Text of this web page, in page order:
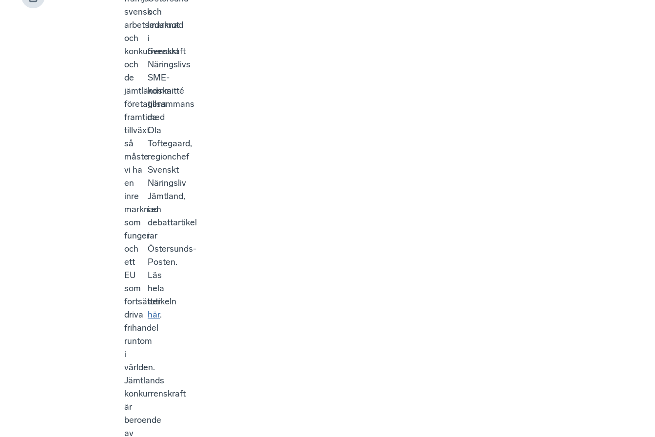
svensk
arbetsmarknad
och
konkurrenskraft
och
de
jämtländska
företagens
framtida
tillväxt
så
måste
vi ha
en
inre
marknad
som
fungerar
och
ett
EU
som
fortsätter
driva
frihandel
runtom
i
världen.
Jämtlands
konkurrenskraft
är
beroende
av
och
ledamot
i
Svenskt
Näringslivs
SME-
kommitté
tillsammans
med
Ola
Toftegaard,
regionchef
Svenskt
Näringsliv
Jämtland,
i en
debattartikel
i
Östersunds-
Posten.
Läs
hela
artikeln
här.